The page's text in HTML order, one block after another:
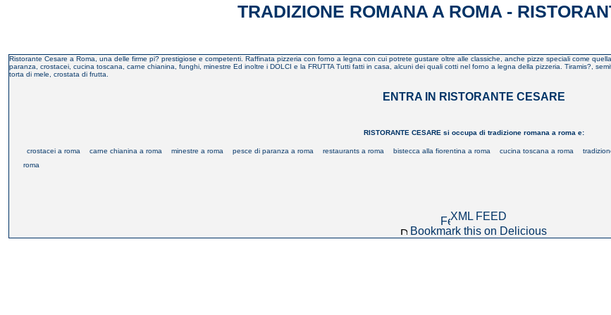
TRADIZIONE ROMANA A ROMA -
Ristorante Cesare a Roma, una delle firme pi? prestigiose e competenti. Raffinata pizzeria con forno a legna con cui potrete gustare oltre alle classiche, anche pizze speciali come
paranza, crostacei, cucina toscana, carne chianina, funghi, minestre Ed inoltre i DOLCI e la FRUTTA Tutti fatti in casa, alcuni dei quali cotti nel forno a legna della pizzeria. Tiramis?,
torta di mele, crostata di frutta.
ENTRA IN RISTORANTE CESARE
RISTORANTE CESARE si occupa di tradizione romana a roma e:
crostacei a roma carne chianina a roma minestre a roma pesce di paranza a roma restaurants a roma bistecca alla fiorentina a roma cucina toscana a roma
roma
XML FEED
Bookmark this on Delicious